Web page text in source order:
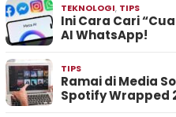
TEKNOLOGI, TIPS
Ini Cara Cari
AI WhatsApp!
TIPS
Ramai di Media
Spotify Wrapped